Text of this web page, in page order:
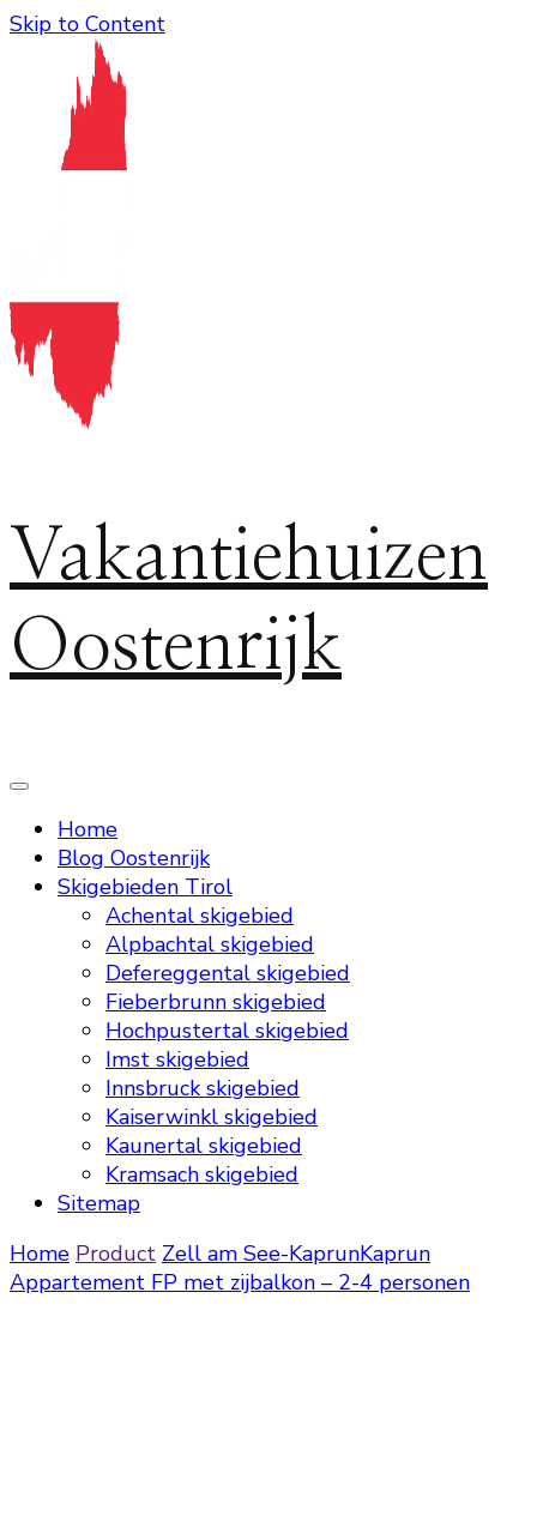
Skip to Content
Vakantiehuizen
Oostenrijk
Home
Blog Oostenrijk
Skigebieden Tirol
Achental skigebied
Alpbachtal skigebied
Defereggental skigebied
Fieberbrunn skigebied
Hochpustertal skigebied
Imst skigebied
Innsbruck skigebied
Kaiserwinkl skigebied
Kaunertal skigebied
Kramsach skigebied
Sitemap
Home Product Zell am See-KaprunKaprun
Appartement FP met zijbalkon – 2-4 personen